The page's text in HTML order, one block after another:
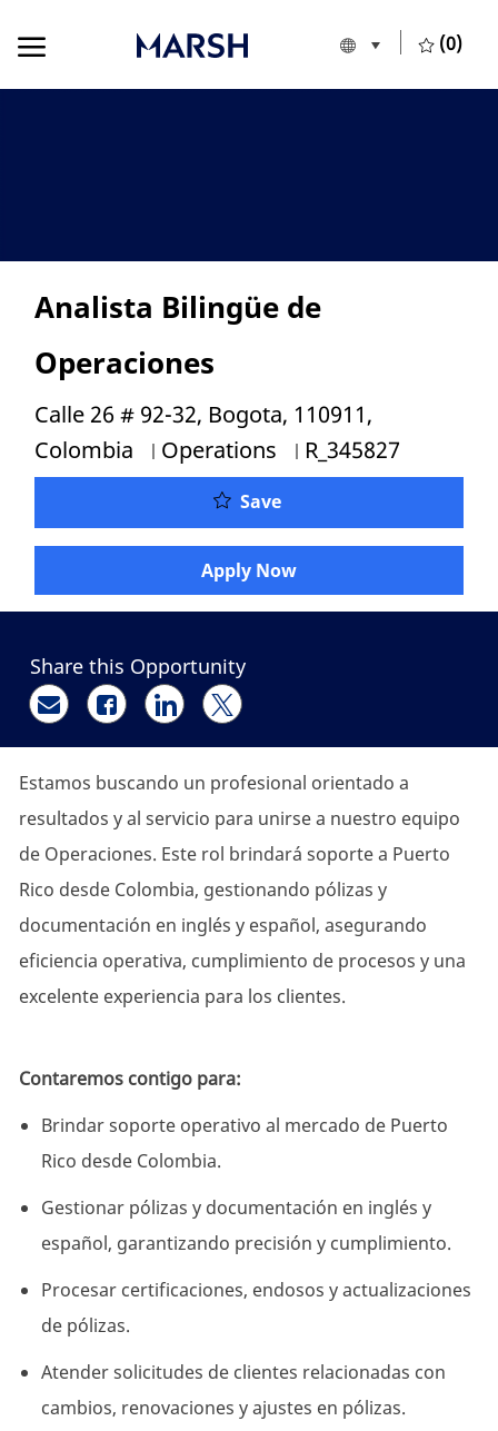
Language
English (0)
Analista Bilingüe de
Operaciones
Location
Calle 26 # 92-32, Bogota, 110911,
Colombia
Category
Operations Job Id
R_345827
SaveAnalista Bilingüe de
Apply Now
Share this Opportunity
Share via email
Share via Facebook
Share via LinkedIn
Share via twitter
Estamos buscando un profesional orientado a
resultados y al servicio para unirse a nuestro equipo
de Operaciones. Este rol brindará soporte a Puerto
Rico desde Colombia, gestionando pólizas y
documentación en inglés y español, asegurando
eficiencia operativa, cumplimiento de procesos y una
excelente experiencia para los clientes.
Contaremos contigo para:
Brindar soporte operativo al mercado de Puerto
Rico desde Colombia.
Gestionar pólizas y documentación en inglés y
español, garantizando precisión y cumplimiento.
Procesar certificaciones, endosos y actualizaciones
de pólizas.
Atender solicitudes de clientes relacionadas con
cambios, renovaciones y ajustes en pólizas.